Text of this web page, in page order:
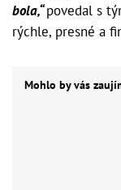
bola,“povedal s
rýchle, presné a
Mohlo by vás